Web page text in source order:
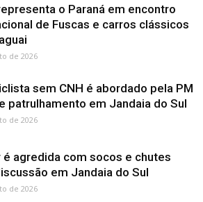
o Paraná em encontro
de Fuscas e carros clássicos
de 2026
sem CNH é abordado pela PM
patrulhamento em Jandaia do Sul
de 2026
é agredida com socos e chutes
em Jandaia do Sul
de 2026